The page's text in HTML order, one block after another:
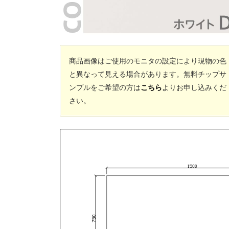
商品画像はご使用のモニタの設定により現物の色
と異なって見える場合があります。無料チップサ
ンプルをご希望の方はこちらよりお申し込みくだ
さい。